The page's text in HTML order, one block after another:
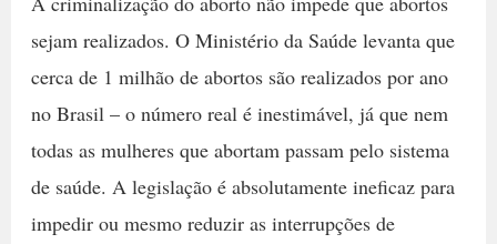
sejam realizados. O Ministério da Saúde levanta que
cerca de 1 milhão de abortos são realizados por ano
no Brasil – o número real é inestimável, já que nem
todas as mulheres que abortam passam pelo sistema
de saúde. A legislação é absolutamente ineficaz para
impedir ou mesmo reduzir as interrupções de